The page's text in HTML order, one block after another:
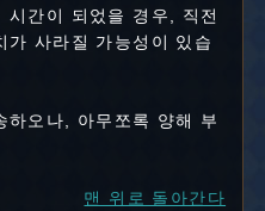
간이 되었을 경우, 직전
가 사라질 가능성이 있습
하오나, 아무쪼록 양해 부
맨 위로 돌아간다